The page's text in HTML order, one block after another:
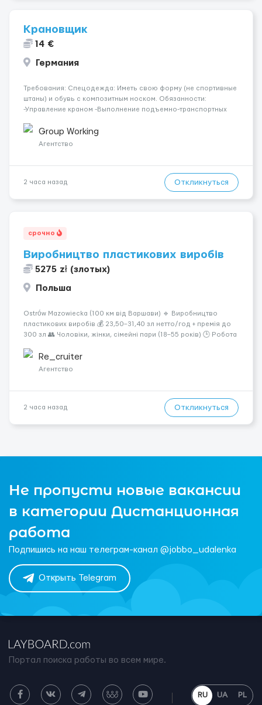
Крановщик
14 €
Германия
Требования: Спецодежда: Иметь свою форму (не спортивные
штаны) и обувь с композитным носком. Обязанности:
-Управление краном -Выполнение подъемно-транспортных
инструкций по безопасности. -Опыт управления различными
типами кранов (моб...
Group Working
Агентство
2 часа назад Откликнуться
срочно
Виробництво пластикових виробів
5275 zł (злотых)
Польша
Ostrów Mazowiecka (100 км від Варшави) 🔹 Виробництво
пластикових виробів 💰 23,50–31,40 зл нетто/год + премія до
300 зл 👥 Чоловіки, жінки, сімейні пари (18–55 років) 🕒 Робота
житло — 400 зл. 📦 Обов...
Re_cruiter
Агентство
2 часа назад Откликнуться
Не пропусти новые вакансии
в категории Дистанционная
работа
Подпишись на наш телеграм-канал @jobbo_udalenka
Открыть Telegram
Портал поиска работы во всем мире.
RU UA PL